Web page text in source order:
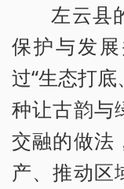
左云县
保护与发
过“生态打
种让古韵与
交融的做法
产、推动区